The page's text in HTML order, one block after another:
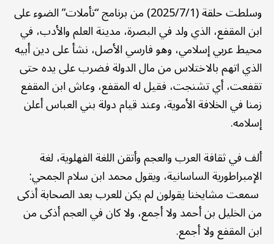
وسلطت حلقة (2025/7/1) من برنامج “تأملات” الضوء على
ابن المقفع، الذي ولد في البصرة، مدينة العلم والأدب، في
محيط عربي إسلامي، وهو فارسي الأصل، نشأ على دين أبيه
الذي اتهم بالاختلاس من مال الدولة فضرب على يده حتى
تقفعت، أي تشنجت، فقيل له المقفع، وعاش ابن المقفع
زمنا في الخلافة الأموية، وعند قيام دولة بني العباس أعلن
إسلامه.
ألف في ثقافة العرب والعجم وأتقن اللغة الفهلوية، لغة
الإمبراطورية الساسانية، ويقول محمد ابن سلام الجمحي:
سمعت مشايخنا يقولون لم يكن للعرب بعد الصحابة أذكى
من الخليل بن أحمد ولا أجمع، ولا كان في العجم أذكى من
ابن المقفع ولا أجمع.